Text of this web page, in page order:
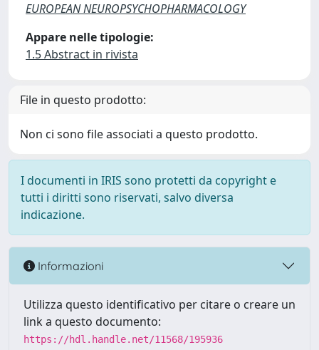
EUROPEAN NEUROPSYCHOPHARMACOLOGY
Appare nelle tipologie:
1.5 Abstract in rivista
File in questo prodotto:
Non ci sono file associati a questo prodotto.
I documenti in IRIS sono protetti da copyright e
tutti i diritti sono riservati, salvo diversa
indicazione.
Informazioni
Utilizza questo identificativo per citare o creare un
link a questo documento:
https://hdl.handle.net/11568/195936